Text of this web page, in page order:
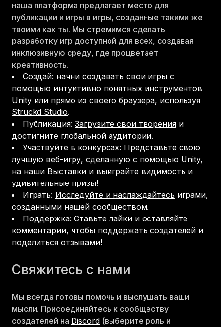
наша платформа предлагает место для
публикации и игры в игры, созданные такими же
твоими как ты. Мы стремимся сделать
разработку игр доступной для всех, создавая
инклюзивную среду, где процветает
креативность.
Создай: начни создавать свои игры с
помощью интуитивно понятных инструментов
Unity или прямо из своего браузера, используя
Struckd Studio.
Публикация: Загрузите свои творения и
достигните глобальной аудитории.
Участвуйте в конкурсах: Представьте свою
лучшую веб-игру, сделанную с помощью Unity,
на наши Выставки и выиграйте видимость и
удивительные призы!
Играть: Исследуйте и наслаждайтесь играми,
созданными нашей сообществом.
Поддержка: Ставьте лайки и оставляйте
комментарии, чтобы поддержать создателей и
поделиться отзывами!
Свяжитесь с нами
Мы всегда готовы помочь и выслушать ваши
мысли. Присоединяйтесь к сообществу
создателей на Discord (выберите роль и